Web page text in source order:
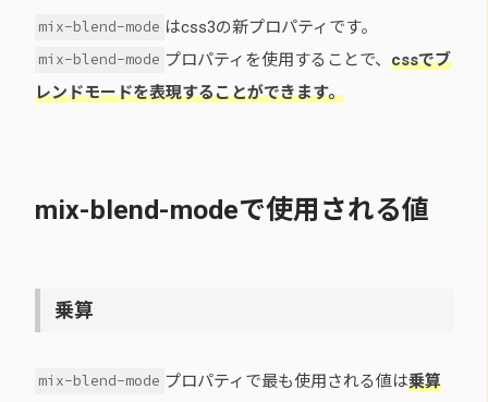
mix-blend-mode はcss3の新プロパティです。
mix-blend-mode プロパティを使用することで、 cssでブ
レンドモードを表現することができます。
mix-blend-modeで使用される値
乗算
mix-blend-mode プロパティで最も使用される値は乗算